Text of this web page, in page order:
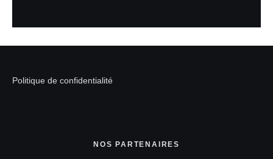
Politique de confidentialité
NOS PARTENAIRES